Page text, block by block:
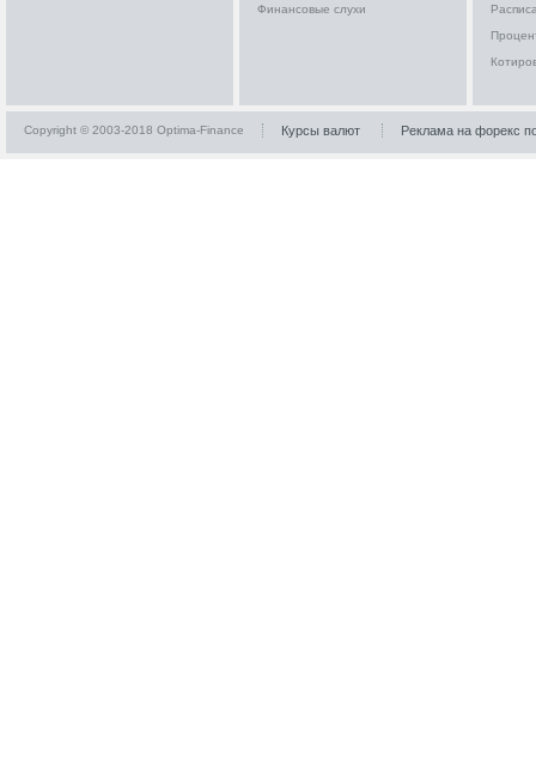
Финансовые слухи
Copyright © 2003-2018 Optima-Finance Курсы валют Реклама на форекс